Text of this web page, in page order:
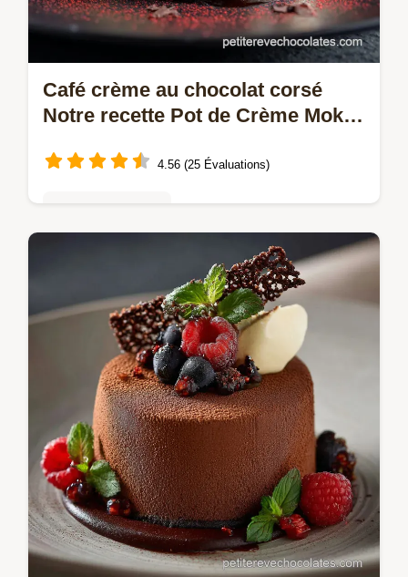
Café crème au chocolat corsé
Notre recette Pot de Crème Moka
4.56 (25 Évaluations)
Le secret dune crème dessert café noir
comme au bistrot Cette recette pot de
crème moka est riche soyeuse et
intensément chocolatée Maîtrisez le
bainmarie pour…